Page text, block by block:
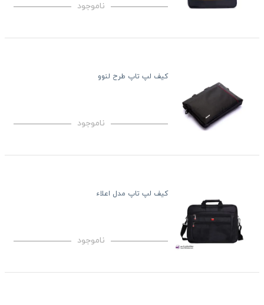
ناموجود
کیف لپ تاپ طرح لنوو
ناموجود
کیف لپ تاپ مدل اعلاء
ناموجود